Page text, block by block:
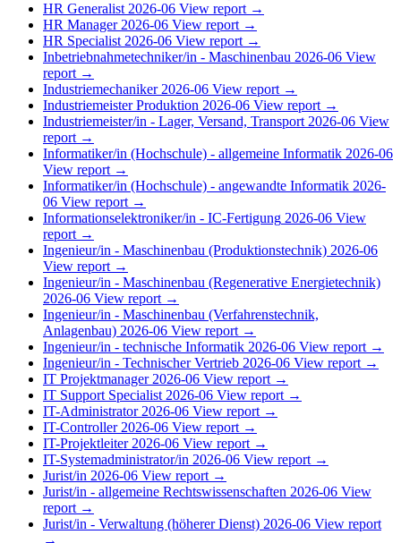
HR Generalist 2026-06 View report →
HR Manager 2026-06 View report →
HR Specialist 2026-06 View report →
Inbetriebnahmetechniker/in - Maschinenbau 2026-06 View
report →
Industriemechaniker 2026-06 View report →
Industriemeister Produktion 2026-06 View report →
Industriemeister/in - Lager, Versand, Transport 2026-06 View
report →
Informatiker/in (Hochschule) - allgemeine Informatik 2026-06
View report →
Informatiker/in (Hochschule) - angewandte Informatik 2026-
06 View report →
Informationselektroniker/in - IC-Fertigung 2026-06 View
report →
Ingenieur/in - Maschinenbau (Produktionstechnik) 2026-06
View report →
Ingenieur/in - Maschinenbau (Regenerative Energietechnik)
2026-06 View report →
Ingenieur/in - Maschinenbau (Verfahrenstechnik,
Anlagenbau) 2026-06 View report →
Ingenieur/in - technische Informatik 2026-06 View report →
Ingenieur/in - Technischer Vertrieb 2026-06 View report →
IT Projektmanager 2026-06 View report →
IT Support Specialist 2026-06 View report →
IT-Administrator 2026-06 View report →
IT-Controller 2026-06 View report →
IT-Projektleiter 2026-06 View report →
IT-Systemadministrator/in 2026-06 View report →
Jurist/in 2026-06 View report →
Jurist/in - allgemeine Rechtswissenschaften 2026-06 View
report →
Jurist/in - Verwaltung (höherer Dienst) 2026-06 View report
→